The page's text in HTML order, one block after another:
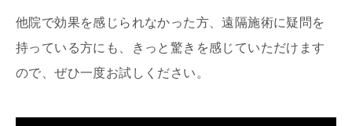
他院で効果を感じられなかった方、遠隔施術に疑問を
持っている方にも、きっと驚きを感じていただけます
ので、ぜひ一度お試しください。